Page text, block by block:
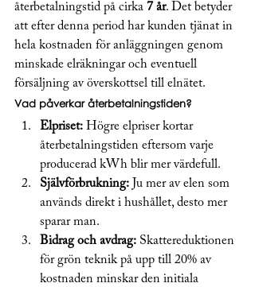
återbetalningstid på cirka 7 år. Det betyder
att efter denna period har kunden tjänat in
hela kostnaden för anläggningen genom
minskade elräkningar och eventuell
försäljning av överskottsel till elnätet.
Vad påverkar återbetalningstiden?
Elpriset: Högre elpriser kortar
återbetalningstiden eftersom varje
producerad kWh blir mer värdefull.
Självförbrukning: Ju mer av elen som
används direkt i hushållet, desto mer
sparar man.
Bidrag och avdrag: Skattereduktionen
för grön teknik på upp till 20% av
kostnaden minskar den initiala